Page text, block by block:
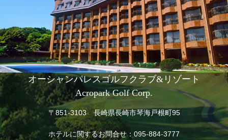
オーシャンパレスゴルフクラブ&リゾート
Acropark Golf Corp.
〒851-3103 長崎県長崎市琴海戸根町95
ホテルに関するお問合せ：095-884-3777